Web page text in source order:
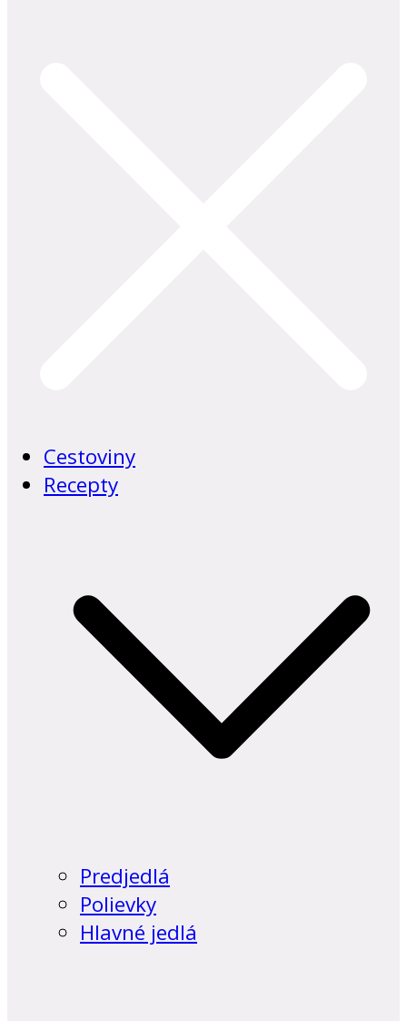
Cestoviny
Recepty
Predjedlá
Polievky
Hlavné jedlá